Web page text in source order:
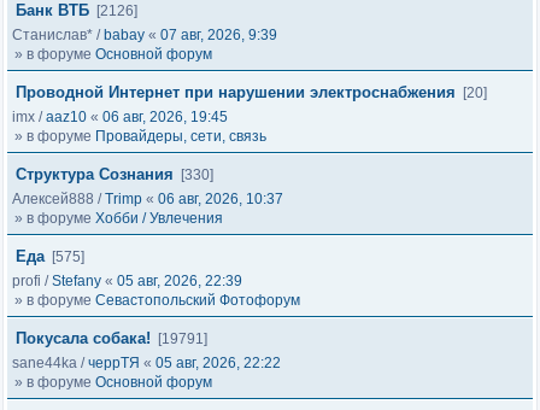
Банк ВТБ [2126]
Станислав* / babay « 07 авг, 2026, 9:39
» в форуме Основной форум
Проводной Интернет при нарушении электроснабжения
[20]
imx /aaz10 « 06 авг, 2026, 19:45
» в форуме Провайдеры, сети, связь
Структура Сознания
[330]
Алексей888 /Trimp « 06 авг, 2026, 10:37
» в форуме Хобби / Увлечения
Еда [575]
profi /Stefany « 05 авг, 2026, 22:39
» в форуме Севастопольский Фотофорум
Покусала собака!
[19791]
sane44ka /черрТЯ « 05 авг, 2026, 22:22
» в форуме Основной форум